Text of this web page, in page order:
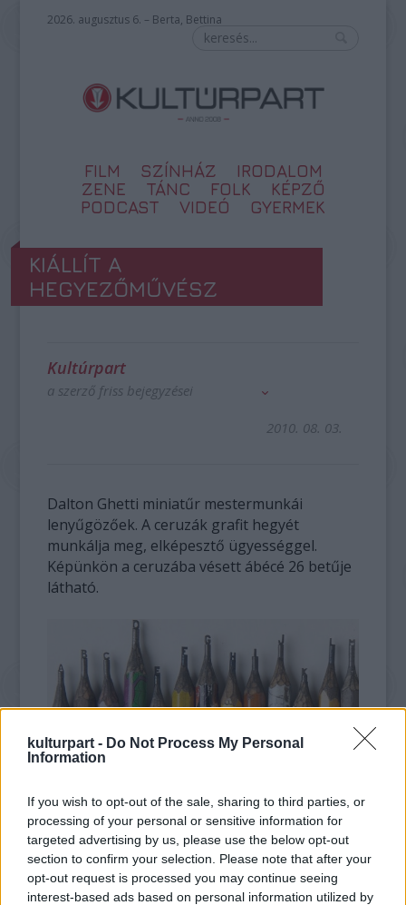
kulturpart - Do Not Process My Personal
Information
If you wish to opt-out of the sale, sharing to third parties, or
processing of your personal or sensitive information for
targeted advertising by us, please use the below opt-out
section to confirm your selection. Please note that after your
opt-out request is processed you may continue seeing
interest-based ads based on personal information utilized by
2026. augusztus 6. – Berta, Bettina
FILM SZÍNHÁZ
IRODALOM
ZENE
TÁNC FOLK
KÉPZŐ
PODCAST
VIDEÓ GYERMEK
KIÁLLÍT A
HEGYEZŐMŰVÉSZ
Kultúrpart
a szerző friss bejegyzései
2010. 08. 03.
Dalton Ghetti miniatűr mestermunkái
lenyűgözőek. A ceruzák grafit hegyét
munkálja meg, elképesztő ügyességgel.
Képünkön a ceruzába vésett ábécé 26 betűje
látható.